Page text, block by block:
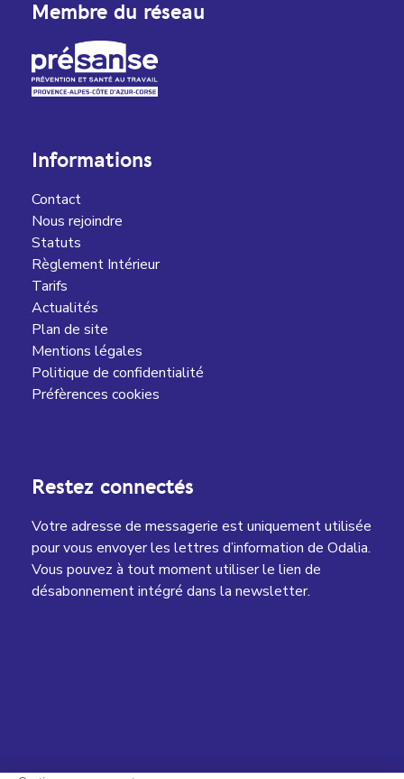
Membre du réseau
Informations
Contact
Nous rejoindre
Statuts
Règlement Intérieur
Tarifs
Actualités
Plan de site
Mentions légales
Politique de confidentialité
Préfèrences cookies
Restez connectés
Votre adresse de messagerie est uniquement utilisée
pour vous envoyer les lettres d’information de Odalia.
Vous pouvez à tout moment utiliser le lien de
désabonnement intégré dans la newsletter.